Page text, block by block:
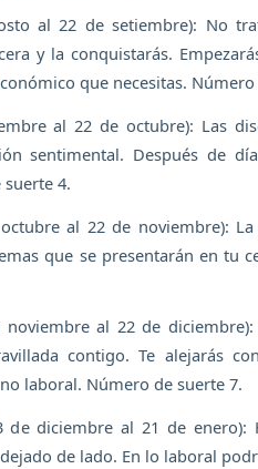
al 22 de setiembre): No
y la conquistarás.
que necesitas. Número
al 22 de octubre): Las
sentimental. Después de
4.
al 22 de noviembre):
que se presentarán en tu
noviembre al 22 de
contigo. Te alejarás
laboral. Número de suerte 7.
de diciembre al 21 de enero):
de lado. En lo laboral